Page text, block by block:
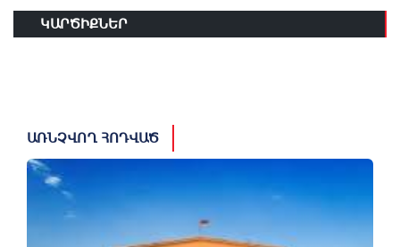
ԿԱՐԾԻՔՆԵՐ
ԱՌՆՉՎՈՂ ՀՈԴՎԱԾ